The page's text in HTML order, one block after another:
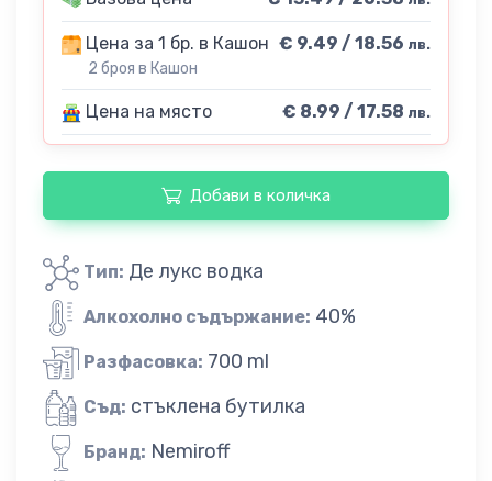
Цена за 1 бр. в Кашон
2 броя в Кашон
€ 9.49 / 18.56 лв.
Цена на място € 8.99 / 17.58 лв.
Добави в количка
Тип: Де лукс водка
Алкохолно съдържание: 40%
Разфасовка: 700 ml
Съд: стъклена бутилка
Бранд: Nemiroff